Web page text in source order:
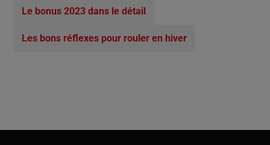
Le bonus 2023 dans le détail
Les bons réflexes pour rouler en hiver